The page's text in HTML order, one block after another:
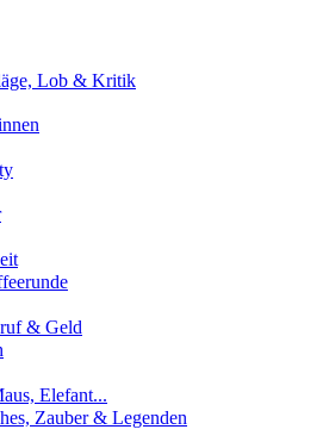
Lob & Kritik
& Geld
Elefant...
Zauber & Legenden